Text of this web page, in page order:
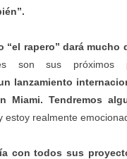
“el rapero” dará mucho
son sus próximos
lanzamiento
Miami. Tendremos
estoy realmente
con todos sus